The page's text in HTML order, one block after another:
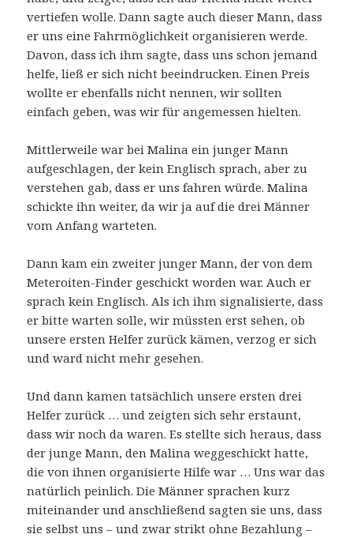
vertiefen wolle. Dann sagte auch dieser Mann, dass
er uns eine Fahrmöglichkeit organisieren werde.
Davon, dass ich ihm sagte, dass uns schon jemand
helfe, ließ er sich nicht beeindrucken. Einen Preis
wollte er ebenfalls nicht nennen, wir sollten
einfach geben, was wir für angemessen hielten.
Mittlerweile war bei Malina ein junger Mann
aufgeschlagen, der kein Englisch sprach, aber zu
verstehen gab, dass er uns fahren würde. Malina
schickte ihn weiter, da wir ja auf die drei Männer
vom Anfang warteten.
Dann kam ein zweiter junger Mann, der von dem
Meteroiten-Finder geschickt worden war. Auch er
sprach kein Englisch. Als ich ihm signalisierte, dass
er bitte warten solle, wir müssten erst sehen, ob
unsere ersten Helfer zurück kämen, verzog er sich
und ward nicht mehr gesehen.
Und dann kamen tatsächlich unsere ersten drei
Helfer zurück … und zeigten sich sehr erstaunt,
dass wir noch da waren. Es stellte sich heraus, dass
der junge Mann, den Malina weggeschickt hatte,
die von ihnen organisierte Hilfe war … Uns war das
natürlich peinlich. Die Männer sprachen kurz
miteinander und anschließend sagten sie uns, dass
sie selbst uns – und zwar strikt ohne Bezahlung –